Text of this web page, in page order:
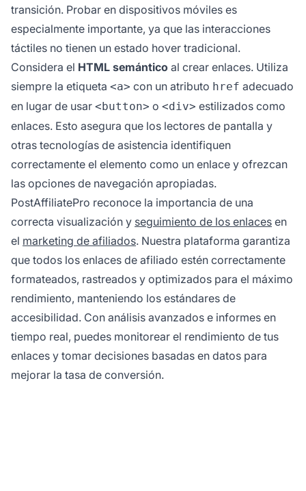
transición. Probar en dispositivos móviles es
especialmente importante, ya que las interacciones
táctiles no tienen un estado hover tradicional.
Considera el HTML semántico al crear enlaces. Utiliza
siempre la etiqueta <a> con un atributo href adecuado
en lugar de usar <button> o <div> estilizados como
enlaces. Esto asegura que los lectores de pantalla y
otras tecnologías de asistencia identifiquen
correctamente el elemento como un enlace y ofrezcan
las opciones de navegación apropiadas.
PostAffiliatePro reconoce la importancia de una
correcta visualización y seguimiento de los enlaces en
el marketing de afiliados. Nuestra plataforma garantiza
que todos los enlaces de afiliado estén correctamente
formateados, rastreados y optimizados para el máximo
rendimiento, manteniendo los estándares de
accesibilidad. Con análisis avanzados e informes en
tiempo real, puedes monitorear el rendimiento de tus
enlaces y tomar decisiones basadas en datos para
mejorar la tasa de conversión.